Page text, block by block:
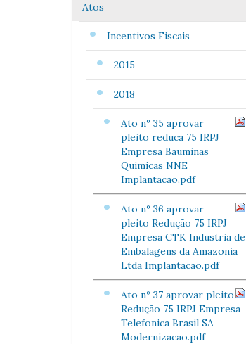
Navegação
Atos
Incentivos Fiscais
2015
2018
Ato nº 35 aprovar
pleito reduca 75 IRPJ
Empresa Bauminas
Quimicas NNE
Implantacao.pdf
Ato nº 36 aprovar
pleito Redução 75 IRPJ
Empresa CTK Industria de
Embalagens da Amazonia
Ltda Implantacao.pdf
Ato nº 37 aprovar pleito
Redução 75 IRPJ Empresa
Telefonica Brasil SA
Modernizacao.pdf